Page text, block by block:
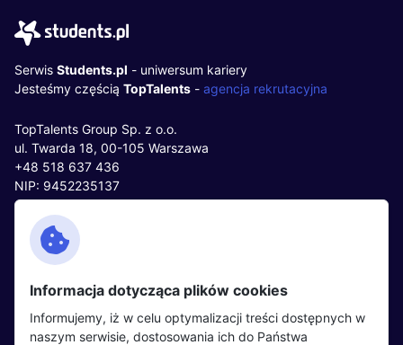
Serwis Students.pl - uniwersum kariery
Jesteśmy częścią TopTalents - agencja rekrutacyjna
TopTalents Group Sp. z o.o.
ul. Twarda 18, 00-105 Warszawa
+48 518 637 436
NIP: 9452235137
Kontakt
Facebook
Twitter
LinkedIn
Partnerzy
Wydarzenia
Informacja dotycząca plików cookies
Informujemy, iż w celu optymalizacji treści dostępnych w
naszym serwisie, dostosowania ich do Państwa